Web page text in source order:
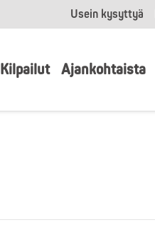
Usein kysyttyä
Kilpailut Ajankohtaista